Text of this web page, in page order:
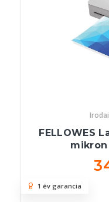
FELLOWES
mikron
1 év garancia